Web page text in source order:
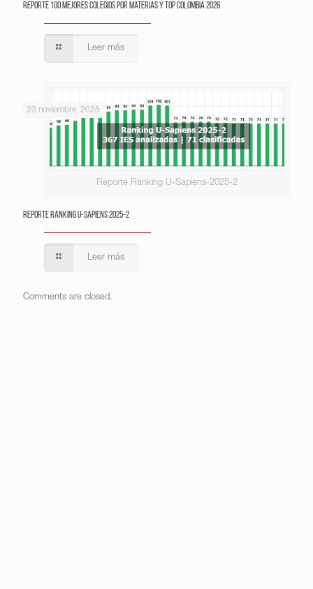
Reporte 100 Mejores Colegios por Materias y Top Colombia 2026
Leer más
Reporte Ranking U-Sapiens-2025-2
23 noviembre, 2025
Reporte Ranking U-Sapiens 2025-2
Leer más
Comments are closed.